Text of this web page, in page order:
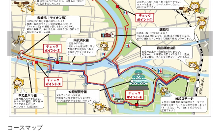
コースマップ